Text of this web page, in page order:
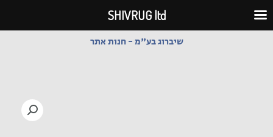
לתוכן
שיברוג בע"מ - חנות אתר
SHIVRUG ltd